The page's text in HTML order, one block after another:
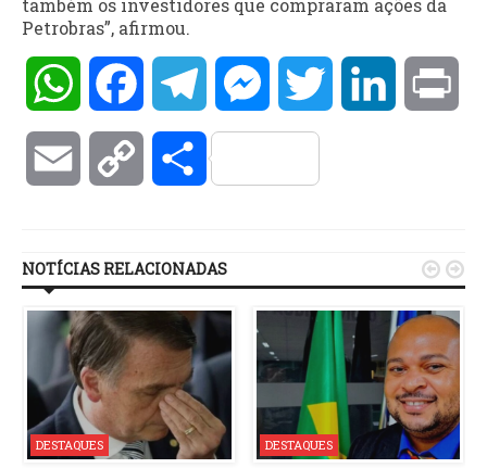
também os investidores que compraram ações da
Petrobras”, afirmou.
WhatsAppFacebookTelegramMessengerTwitter LinkedIn
Email Copy Compartilhar
NOTÍCIAS RELACIONADAS
DESTAQUES DESTAQUES
 